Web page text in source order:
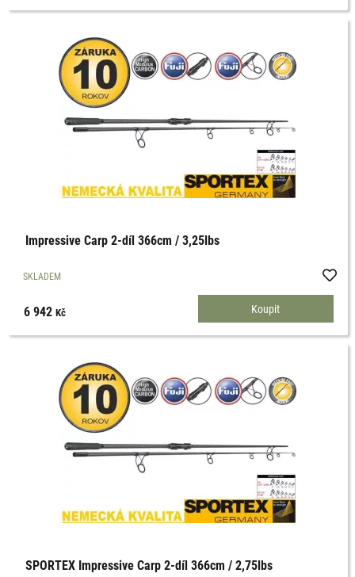
Impressive Carp 2-díl 366cm / 3,25lbs
SKLADEM
6 942Kč
SPORTEX Impressive Carp 2-díl 366cm / 2,75lbs